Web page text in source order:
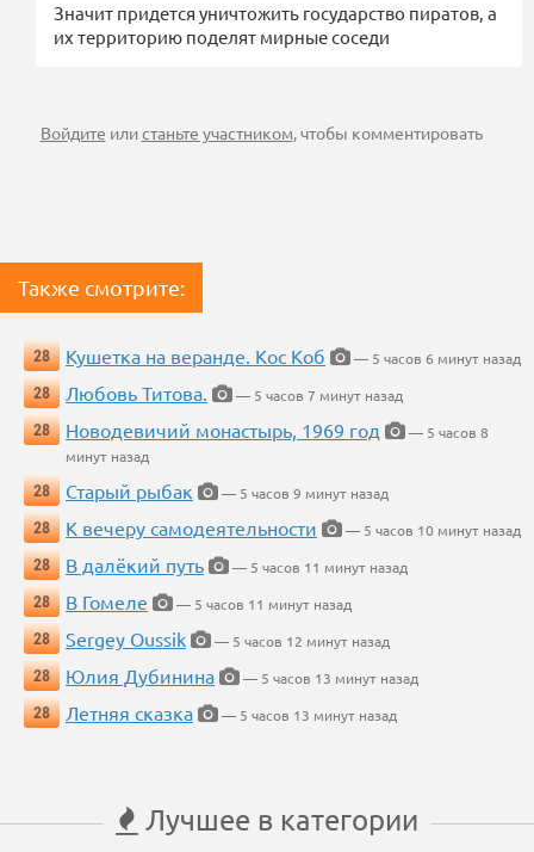
Значит придется уничтожить государство пиратов, а
их территорию поделят мирные соседи
Войдите илистаньте участником, чтобы комментировать
Также смотрите:
28 Кушетка на веранде. Кос Коб
— 5 часов 6 минут назад
28
Любовь Титова.
— 5 часов 7 минут назад
28
Новодевичий монастырь, 1969 год
— 5 часов 8
минут назад
28
Старый рыбак
— 5 часов 9 минут назад
28
К вечеру самодеятельности
— 5 часов 10 минут назад
28
В далёкий путь
— 5 часов 11 минут назад
28
В Гомеле
— 5 часов 11 минут назад
28
Sergey Oussik
— 5 часов 12 минут назад
28
Юлия Дубинина
— 5 часов 13 минут назад
28
Летняя сказка — 5 часов 13 минут назад
Лучшее в категории